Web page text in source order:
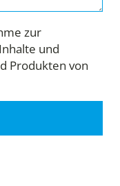
zur
und
Produkten von